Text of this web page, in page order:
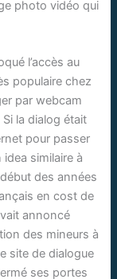
photo vidéo qui
l’accès au
populaire chez
par webcam
la dialog était
pour passer
similaire à
des années
en cost de
annoncé
des mineurs à
site de dialogue
ses portes